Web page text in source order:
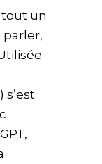
tout un
s’est